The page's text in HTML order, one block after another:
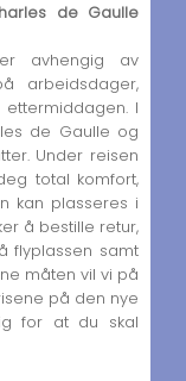
de Gaulle
avhengig av
arbeidsdager,
I
de Gaulle og
Under reisen
total komfort,
kan plasseres i
å bestille retur,
flyplassen samt
måten vil vi på
på den nye
for at du skal